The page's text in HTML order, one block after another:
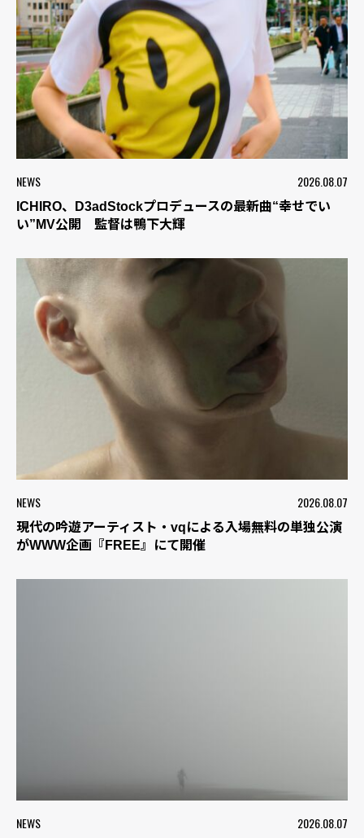
NEWS 2026.08.07
ICHIRO、D3adStockプロデュースの最新曲“幸せでい
い”MV公開 監督は鴨下大輝
NEWS 2026.08.07
現代の吟遊アーティスト・vqによる入場無料の単独公演
がWWW企画『FREE』にて開催
NEWS 2026.08.07